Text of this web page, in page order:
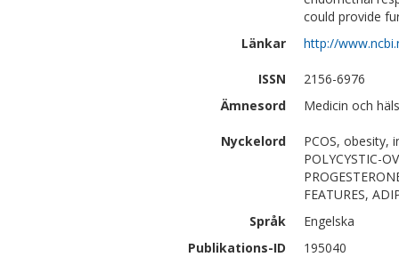
could provide
Länkar
http://
ISSN
2156-6976
Ämnesord
Medicin och
Nyckelord
PCOS, obesity,
POLYCYSTIC-
FEATURES,
Språk
Engelska
Publikations-ID
195040